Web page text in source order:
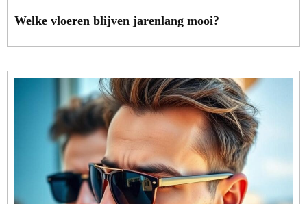
Welke vloeren blijven jarenlang mooi?